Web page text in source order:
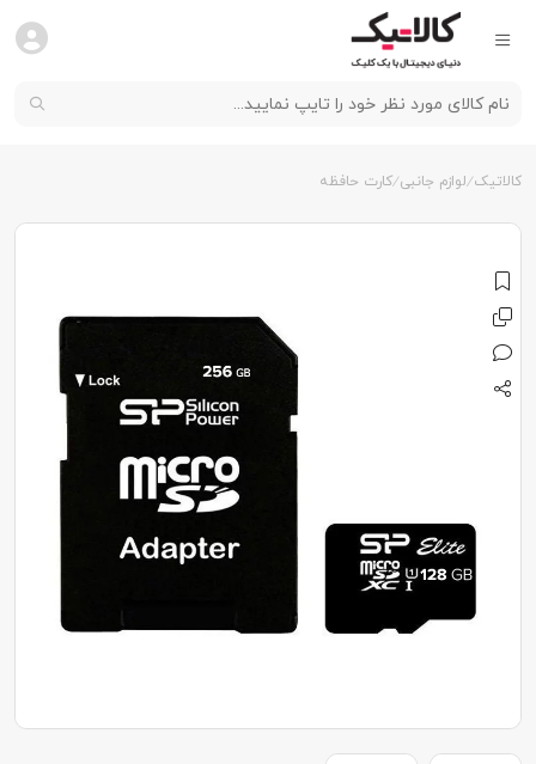
کالاتیک لوازم جانبی کارت حافظه